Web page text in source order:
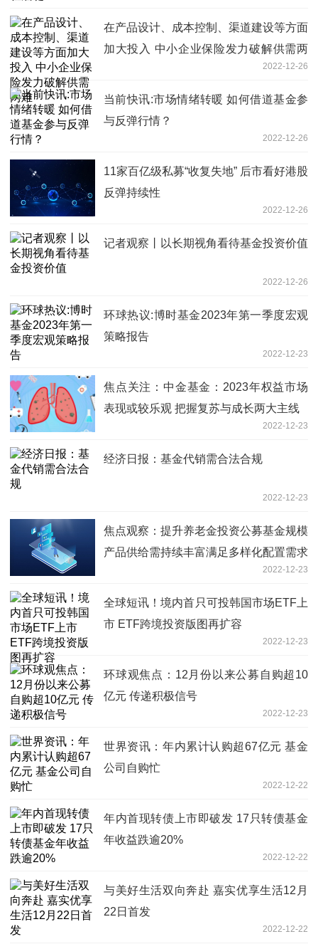
在产品设计、成本控制、渠道建设等方面
加大投入 中小企业保险发力破解供需两
2022-12-26
当前快讯:市场情绪转暖 如何借道基金参
与反弹行情？
2022-12-26
11家百亿级私募“收复失地” 后市看好港股
反弹持续性
2022-12-26
记者观察丨以长期视角看待基金投资价值
2022-12-26
环球热议:博时基金2023年第一季度宏观
策略报告
2022-12-23
焦点关注：中金基金：2023年权益市场
表现或较乐观 把握复苏与成长两大主线
2022-12-23
经济日报：基金代销需合法合规
2022-12-23
焦点观察：提升养老金投资公募基金规模
产品供给需持续丰富满足多样化配置需求
2022-12-23
全球短讯！境内首只可投韩国市场ETF上
市 ETF跨境投资版图再扩容
2022-12-23
环球观焦点：12月份以来公募自购超10
亿元 传递积极信号
2022-12-23
世界资讯：年内累计认购超67亿元 基金
公司自购忙
2022-12-22
年内首现转债上市即破发 17只转债基金
年收益跌逾20%
2022-12-22
与美好生活双向奔赴 嘉实优享生活12月
22日首发
2022-12-22